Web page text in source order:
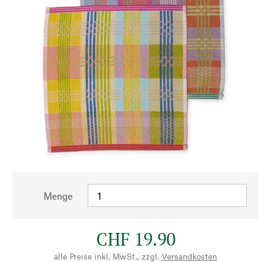
Menge
CHF 19.90
alle Preise inkl. MwSt., zzgl. Versandkosten